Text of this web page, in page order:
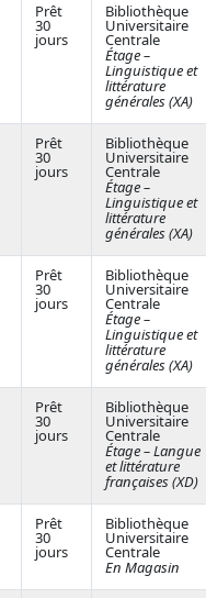
Prêt
30
jours
Bibliothèque
Universitaire
Centrale
Étage –
Linguistique et
littérature
générales (XA)
Prêt
30
jours
Bibliothèque
Universitaire
Centrale
Étage –
Linguistique et
littérature
générales (XA)
Prêt
30
jours
Bibliothèque
Universitaire
Centrale
Étage –
Linguistique et
littérature
générales (XA)
Prêt
30
jours
Bibliothèque
Universitaire
Centrale
Étage – Langue
et littérature
françaises (XD)
Prêt
30
jours
Bibliothèque
Universitaire
Centrale
En Magasin